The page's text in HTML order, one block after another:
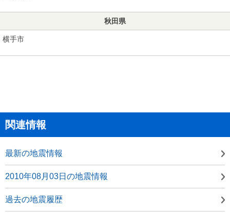
秋田県
横手市
関連情報
最新の地震情報
2010年08月03日の地震情報
過去の地震履歴